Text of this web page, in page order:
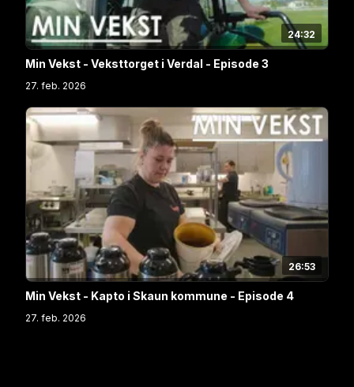
24:32
Min Vekst - Veksttorget i Verdal - Episode 3
27. feb. 2026
26:53
Min Vekst - Kapto i Skaun kommune - Episode 4
27. feb. 2026